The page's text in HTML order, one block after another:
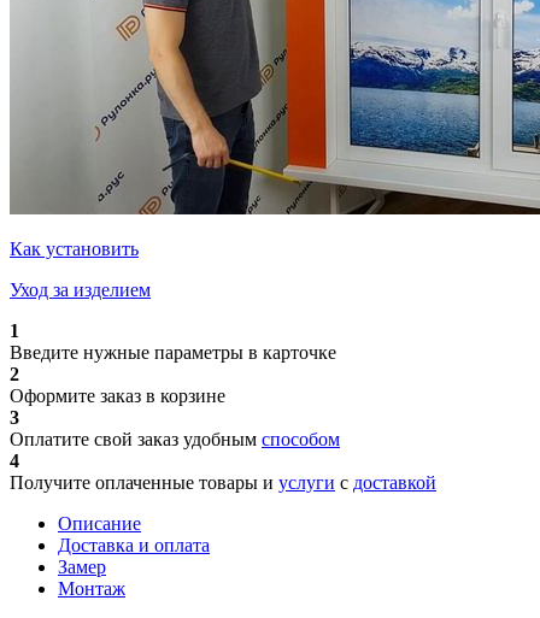
Как установить
Уход за изделием
1
Введите нужные параметры в карточке
2
Оформите заказ в корзине
3
Оплатите свой заказ удобным способом
4
Получите оплаченные товары и услуги с доставкой
Описание
Доставка и оплата
Замер
Монтаж